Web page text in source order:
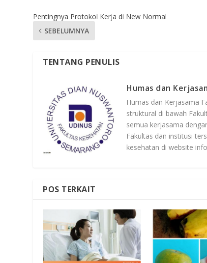
Pentingnya Protokol Kerja di New Normal
SEBELUMNYA
TENTANG PENULIS
Humas dan
Humas dan Kerjasama
struktural di bawah
semua kerjasama
Fakultas dan institusi
kesehatan di website
POS TERKAIT